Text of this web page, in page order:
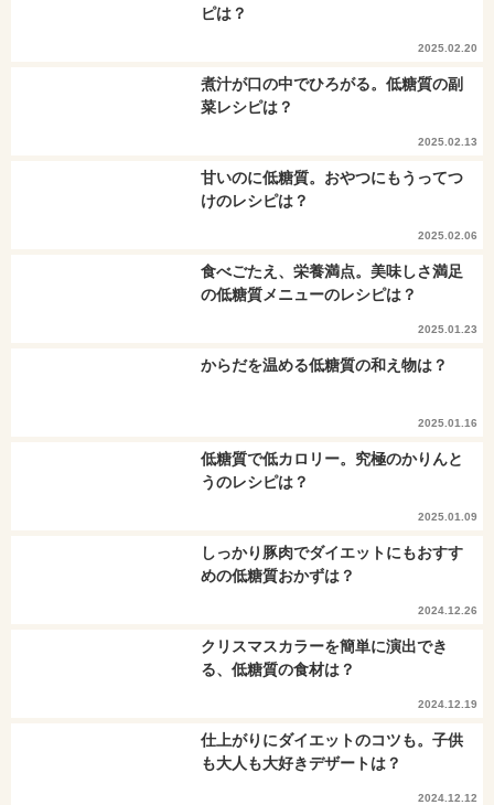
ピは？
2025.02.20
煮汁が口の中でひろがる。低糖質の副
菜レシピは？
2025.02.13
甘いのに低糖質。おやつにもうってつ
けのレシピは？
2025.02.06
食べごたえ、栄養満点。美味しさ満足
の低糖質メニューのレシピは？
2025.01.23
からだを温める低糖質の和え物は？
2025.01.16
低糖質で低カロリー。究極のかりんと
うのレシピは？
2025.01.09
しっかり豚肉でダイエットにもおすす
めの低糖質おかずは？
2024.12.26
クリスマスカラーを簡単に演出でき
る、低糖質の食材は？
2024.12.19
仕上がりにダイエットのコツも。子供
も大人も大好きデザートは？
2024.12.12